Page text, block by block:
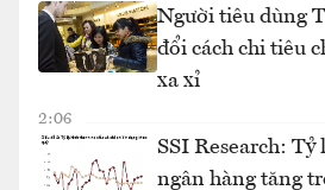
Người tiêu dùng
đổi cách chi tiêu
xa xỉ
2:06
SSI Research: Tỷ
ngân hàng tăng